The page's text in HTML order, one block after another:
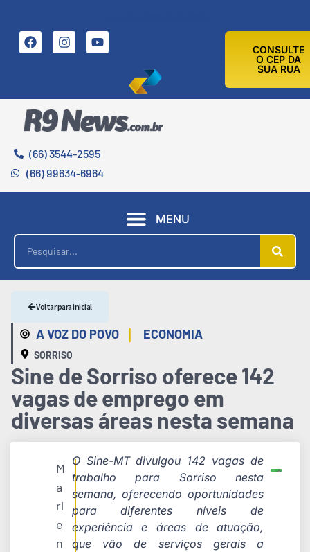
CONSULTE
O CEP DA
SUA RUA
(66) 3544-2595
(66) 99634-6964
MENU
A VOZ DO POVO | ECONOMIA
SORRISO
Voltar para inicial
Sine de Sorriso oferece 142
vagas de emprego em
diversas áreas nesta semana
M
a
rl
e
n
O Sine-MT divulgou 142 vagas de
trabalho para Sorriso nesta
semana, oferecendo oportunidades
para diferentes níveis de
experiência e áreas de atuação,
que vão de serviços gerais a